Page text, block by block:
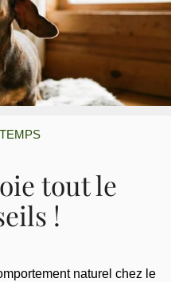
tout le
!
naturel chez le